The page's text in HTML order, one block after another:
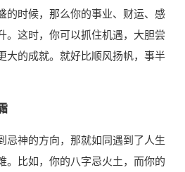
的时候，那么你的事业、财运、感
。这时，你可以抓住机遇，大胆尝
大的成就。就好比顺风扬帆，事半
忌神的方向，那就如同遇到了人生
。比如，你的八字忌火土，而你的